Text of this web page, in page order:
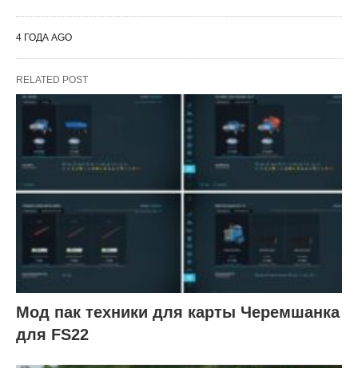
4 ГОДА AGO
RELATED POST
Мод пак техники для карты Черемшанка
для FS22